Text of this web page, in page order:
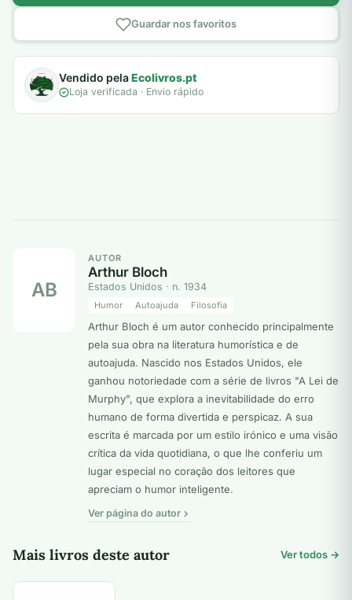
Guardar nos favoritos
Vendido pelaEcolivros.pt
Loja verificada · Envio rápido
AB
AUTOR
Arthur Bloch
Estados Unidos · n. 1934
Humor Autoajuda Filosofia
Arthur Bloch é um autor conhecido principalmente
pela sua obra na literatura humorística e de
autoajuda. Nascido nos Estados Unidos, ele
ganhou notoriedade com a série de livros "A Lei de
Murphy", que explora a inevitabilidade do erro
humano de forma divertida e perspicaz. A sua
escrita é marcada por um estilo irónico e uma visão
crítica da vida quotidiana, o que lhe conferiu um
lugar especial no coração dos leitores que
apreciam o humor inteligente.
Ver página do autor
Mais livros deste autor Ver todos →